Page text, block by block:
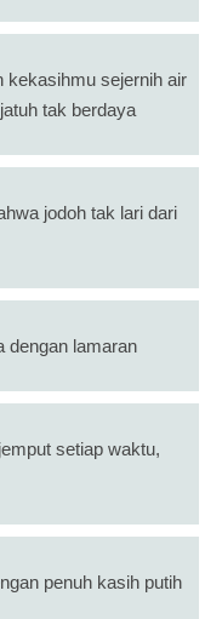
kekasihmu sejernih air
tak berdaya
jodoh tak lari dari
dengan lamaran
setiap waktu,
penuh kasih putih